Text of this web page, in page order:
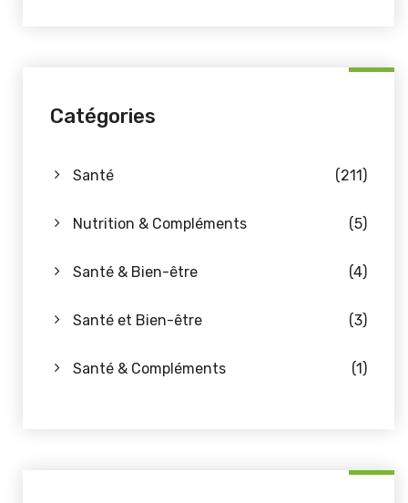
Catégories
Santé (211)
Nutrition & Compléments (5)
Santé & Bien-être (4)
Santé et Bien-être (3)
Santé & Compléments (1)